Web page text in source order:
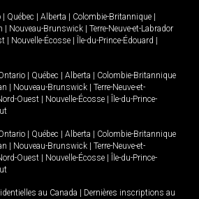
Québec Alberta Colombie-Britannique
Nouveau-Brunswick
Terre-Neuve-et-Labrador
Nouvelle-Écosse Île-du-Prince-Édouard
Québec Alberta
Colombie-Britannique
Nouveau-Brunswick
Terre-Neuve-et-
Ouest Nouvelle-Écosse
Île-du-Prince-
Québec Alberta
Colombie-Britannique
Nouveau-Brunswick
Terre-Neuve-et-
Ouest Nouvelle-Écosse
Île-du-Prince-
au Canada
Dernières inscriptions au